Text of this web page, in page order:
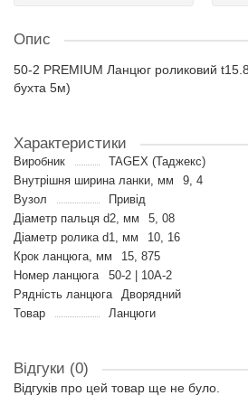
Опис
50-2 PREMIUM Ланцюг роликовий
бухта 5м)
Характеристики
Виробник
TAGEX (Таджекс)
Внутрішня ширина ланки, мм
9, 4
Вузол
Привід
Діаметр пальця d2, мм
5, 08
Діаметр ролика d1, мм
10, 16
Крок ланцюга, мм
15, 875
Номер ланцюга
50-2 | 10A-2
Рядність ланцюга
Дворядний
Товар
Ланцюги
Відгуки (0)
Відгуків про цей товар ще не було.